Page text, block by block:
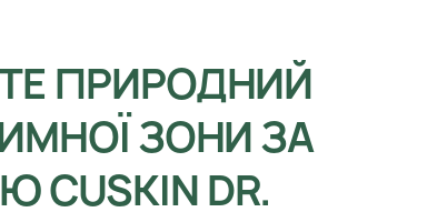
ПРИРОДНИЙ
ЗОНИ ЗА
DR.